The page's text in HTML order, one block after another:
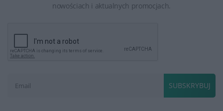
nowościach i aktualnych promocjach.
SUBSKRYBUJ